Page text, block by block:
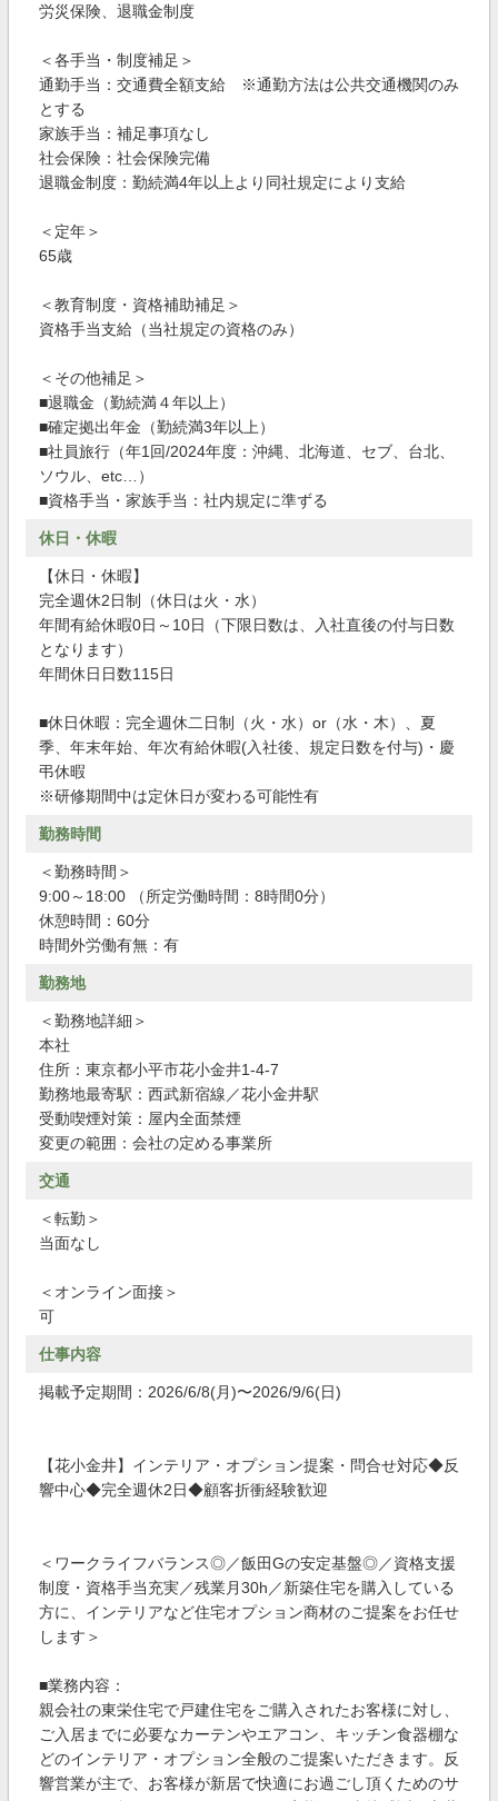
労災保険、退職金制度
＜各手当・制度補足＞
通勤手当：交通費全額支給 ※通勤方法は公共交通機関のみ
とする
家族手当：補足事項なし
社会保険：社会保険完備
退職金制度：勤続満4年以上より同社規定により支給
＜定年＞
65歳
＜教育制度・資格補助補足＞
資格手当支給（当社規定の資格のみ）
＜その他補足＞
■退職金（勤続満４年以上）
■確定拠出年金（勤続満3年以上）
■社員旅行（年1回/2024年度：沖縄、北海道、セブ、台北、
ソウル、etc…）
■資格手当・家族手当：社内規定に準ずる
休日・休暇
【休日・休暇】
完全週休2日制（休日は火・水）
年間有給休暇0日～10日（下限日数は、入社直後の付与日数
となります）
年間休日日数115日
■休日休暇：完全週休二日制（火・水）or（水・木）、夏
季、年末年始、年次有給休暇(入社後、規定日数を付与)・慶
弔休暇
※研修期間中は定休日が変わる可能性有
勤務時間
＜勤務時間＞
9:00～18:00 （所定労働時間：8時間0分）
休憩時間：60分
時間外労働有無：有
勤務地
＜勤務地詳細＞
本社
住所：東京都小平市花小金井1-4-7
勤務地最寄駅：西武新宿線／花小金井駅
受動喫煙対策：屋内全面禁煙
変更の範囲：会社の定める事業所
交通
＜転勤＞
当面なし
＜オンライン面接＞
可
仕事内容
掲載予定期間：2026/6/8(月)〜2026/9/6(日)
【花小金井】インテリア・オプション提案・問合せ対応◆反
響中心◆完全週休2日◆顧客折衝経験歓迎
＜ワークライフバランス◎／飯田Gの安定基盤◎／資格支援
制度・資格手当充実／残業月30h／新築住宅を購入している
方に、インテリアなど住宅オプション商材のご提案をお任せ
します＞
■業務内容：
親会社の東栄住宅で戸建住宅をご購入されたお客様に対し、
ご入居までに必要なカーテンやエアコン、キッチン食器棚な
どのインテリア・オプション全般のご提案いただきます。反
響営業が主で、お客様が新居で快適にお過ごし頂くためのサ